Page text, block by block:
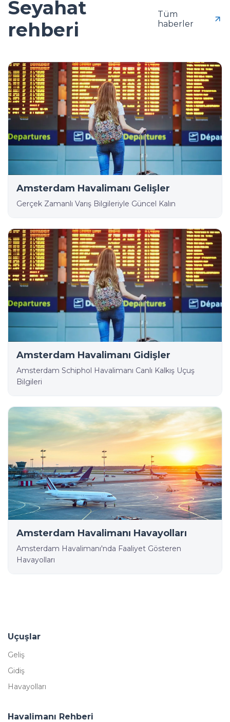
Seyahat
rehberi
Tüm
haberler
Amsterdam Havalimanı Gelişler
Gerçek Zamanlı Varış Bilgileriyle Güncel Kalın
Amsterdam Havalimanı Gidişler
Amsterdam Schiphol Havalimanı Canlı Kalkış Uçuş
Bilgileri
Amsterdam Havalimanı Havayolları
Amsterdam Havalimanı'nda Faaliyet Gösteren
Havayolları
Uçuşlar
Geliş
Gidiş
Havayolları
Havalimanı Rehberi